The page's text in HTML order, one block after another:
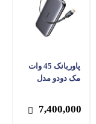
پاوربانک 45 وات
مک دودو مدل
ساعت
7,400,000